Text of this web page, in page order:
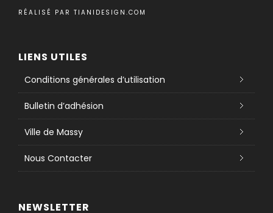
RÉALISÉ PAR TIANIDESIGN.COM
LIENS UTILES
Conditions générales d’utilisation
Bulletin d’adhésion
Ville de Massy
Nous Contacter
NEWSLETTER